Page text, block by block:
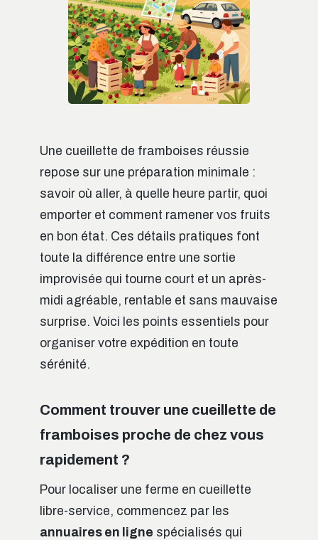
Une cueillette de framboises réussie
repose sur une préparation minimale :
savoir où aller, à quelle heure partir, quoi
emporter et comment ramener vos fruits
en bon état. Ces détails pratiques font
toute la différence entre une sortie
improvisée qui tourne court et un après-
midi agréable, rentable et sans mauvaise
surprise. Voici les points essentiels pour
organiser votre expédition en toute
sérénité.
Comment trouver une cueillette de
framboises proche de chez vous
rapidement ?
Pour localiser une ferme en cueillette
libre-service, commencez par les
annuaires en ligne spécialisés qui